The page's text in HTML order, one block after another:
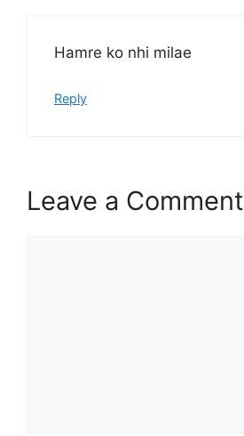
Hamre ko nhi milae
Reply
Leave a Comment